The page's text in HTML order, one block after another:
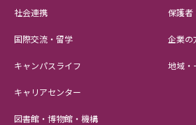
社会連携
国際交流・留学
キャンパスライフ
キャリアセンター
図書館・博物館・機構
保護者
企業の
地域・